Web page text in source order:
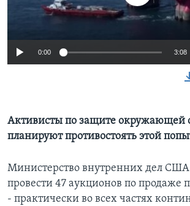
Learning English
СОЦИАЛЬНЫЕ СЕТИ
0:00 3:08
Активисты по защите окружающей
планируют противостоять этой
Министерство внутренних дел
провести 47 аукционов по продаже
- практически во всех частях